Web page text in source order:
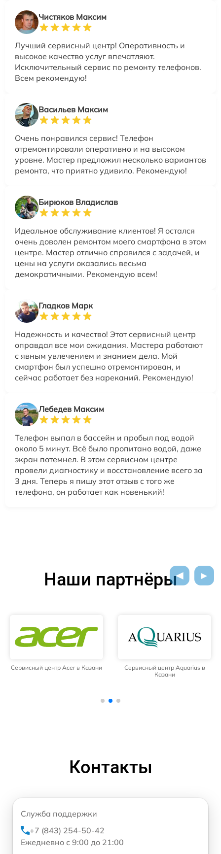
Чистяков Максим
Лучший сервисный центр! Оперативность и
высокое качество услуг впечатляют.
Исключительный сервис по ремонту телефонов.
Всем рекомендую!
Васильев Максим
Очень понравился сервис! Телефон
отремонтировали оперативно и на высоком
уровне. Мастер предложил несколько вариантов
ремонта, что приятно удивило. Рекомендую!
Бирюков Владислав
Идеальное обслуживание клиентов! Я остался
очень доволен ремонтом моего смартфона в этом
центре. Мастер отлично справился с задачей, и
цены на услуги оказались весьма
демократичными. Рекомендую всем!
Гладков Марк
Надежность и качество! Этот сервисный центр
оправдал все мои ожидания. Мастера работают
с явным увлечением и знанием дела. Мой
смартфон был успешно отремонтирован, и
сейчас работает без нареканий. Рекомендую!
Лебедев Максим
Телефон выпал в бассейн и пробыл под водой
около 5 минут. Всё было пропитано водой, даже
экран потемнел. В этом сервисном центре
провели диагностику и восстановление всего за
3 дня. Теперь я пишу этот отзыв с того же
телефона, он работает как новенький!
Наши партнёры
Сервисный центр Acer в Казани
Сервисный центр Aquarius в
Казани
Контакты
Служба поддержки
+7 (843) 254-50-42
Ежедневно с 9:00 до 21:00